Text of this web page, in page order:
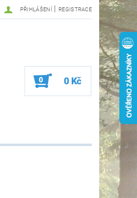
PŘIHLÁŠENÍ | REGISTRACE
0 0 Kč